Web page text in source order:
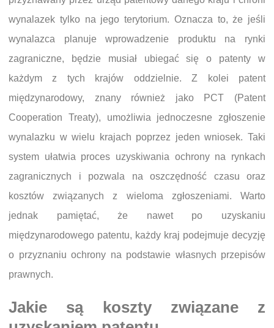
wynalazek tylko na jego terytorium. Oznacza to, że jeśli
wynalazca planuje wprowadzenie produktu na rynki
zagraniczne, będzie musiał ubiegać się o patenty w
każdym z tych krajów oddzielnie. Z kolei patent
międzynarodowy, znany również jako PCT (Patent
Cooperation Treaty), umożliwia jednoczesne zgłoszenie
wynalazku w wielu krajach poprzez jeden wniosek. Taki
system ułatwia proces uzyskiwania ochrony na rynkach
zagranicznych i pozwala na oszczędność czasu oraz
kosztów związanych z wieloma zgłoszeniami. Warto
jednak pamiętać, że nawet po uzyskaniu
międzynarodowego patentu, każdy kraj podejmuje decyzję
o przyznaniu ochrony na podstawie własnych przepisów
prawnych.
Jakie są koszty związane z